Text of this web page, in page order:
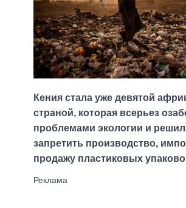
Кения стала уже девятой
страной, которая всерьез
проблемами экологии и
запретить производство,
продажу пластиковых